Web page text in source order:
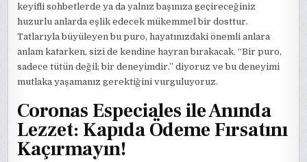
keyifli sohbetlerde ya da yalnız başınıza geçireceğiniz
huzurlu anlarda eşlik edecek mükemmel bir dosttur.
Tatlarıyla büyüleyen bu puro, hayatınızdaki önemli anlara
anlam katarken, sizi de kendine hayran bırakacak. “Bir puro,
sadece tütün değil; bir deneyimdir.” diyoruz ve bu deneyimi
mutlaka yaşamanız gerektiğini vurguluyoruz.
Coronas Especiales ile Anında
Lezzet: Kapıda Ödeme Fırsatını
Kaçırmayın!